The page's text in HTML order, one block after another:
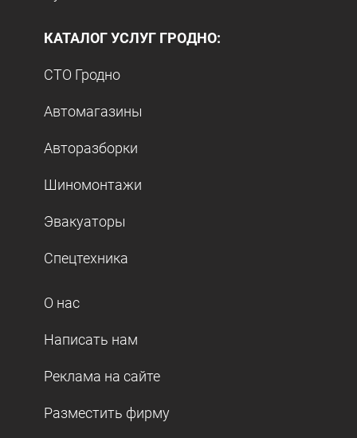
КАТАЛОГ УСЛУГ ГРОДНО:
СТО Гродно
Автомагазины
Авторазборки
Шиномонтажи
Эвакуаторы
Спецтехника
О нас
Написать нам
Реклама на сайте
Разместить фирму